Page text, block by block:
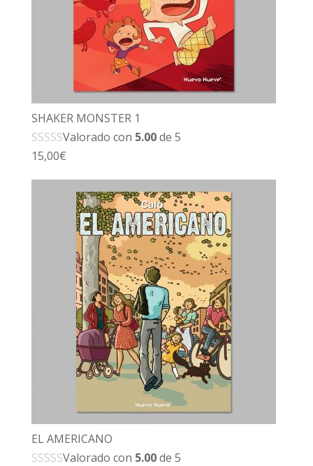
SHAKER MONSTER 1
Valorado con 5.00de 5
15,00€
EL AMERICANO
Valorado con 5.00de 5